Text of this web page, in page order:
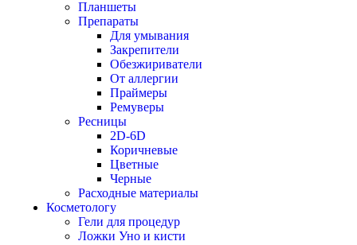
Планшеты
Препараты
Для умывания
Закрепители
Обезжириватели
От аллергии
Праймеры
Ремуверы
Ресницы
2D-6D
Коричневые
Цветные
Черные
Расходные материалы
Косметологу
Гели для процедур
Ложки Уно и кисти